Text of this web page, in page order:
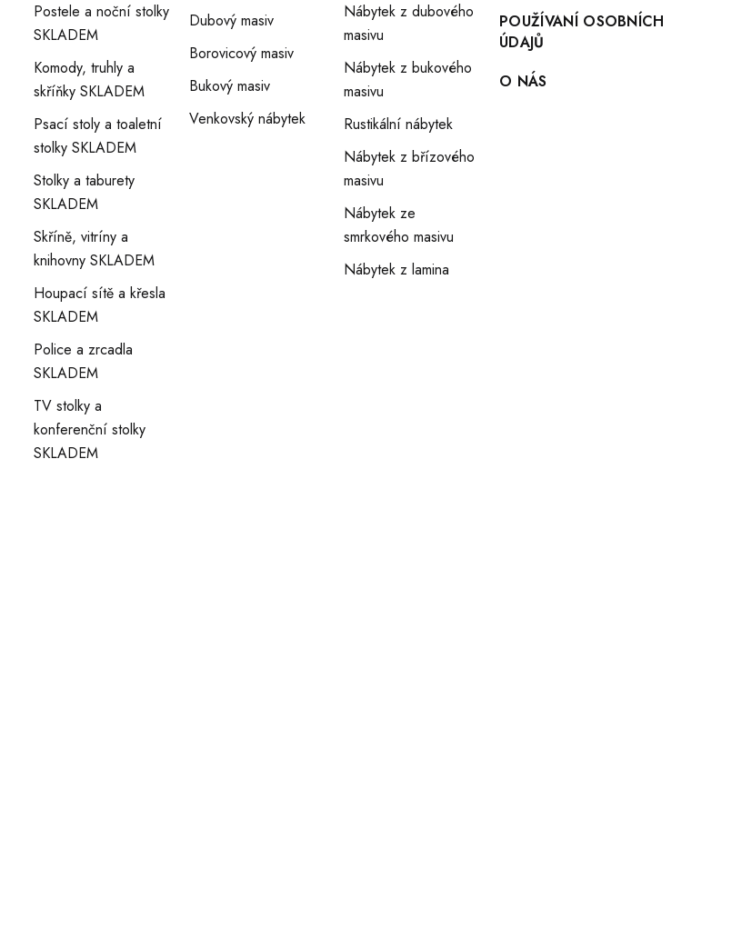
Postele a noční stolky
SKLADEM
Komody, truhly a
skříňky SKLADEM
Psací stoly a toaletní
stolky SKLADEM
Stolky a taburety
SKLADEM
Skříně, vitríny a
knihovny SKLADEM
Houpací sítě a křesla
SKLADEM
Police a zrcadla
SKLADEM
TV stolky a
konferenční stolky
SKLADEM
Dubový masiv
Borovicový masiv
Bukový masiv
Venkovský nábytek
Nábytek z dubového
masivu
Nábytek z bukového
masivu
Rustikální nábytek
Nábytek z břízového
masivu
Nábytek ze
smrkového masivu
Nábytek z lamina
POUŽÍVANÍ OSOBNÍCH
ÚDAJŮ
O NÁS